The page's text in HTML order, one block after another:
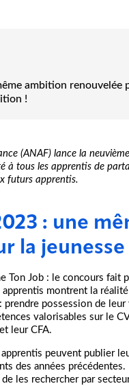
ambition renouvelée
!
(ANAF) lance la
à tous les apprentis de
futurs apprentis.
: une
la jeunesse
Ton Job : le concours fait
montrent la
possession de leur
valorisables sur le
leur CFA.
peuvent publier
des années
les rechercher par